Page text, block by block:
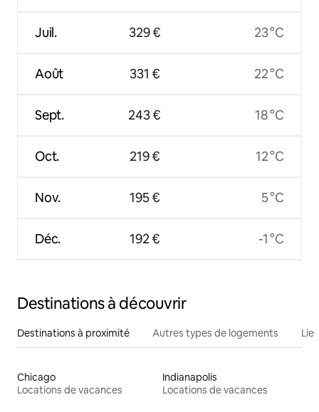
Juil.
Août
Sept.
Oct.
Nov.
Déc.
329 €
331 €
243 €
219 €
195 €
192 €
23 °C
22 °C
18 °C
12 °C
5 °C
-1 °C
Destinations à découvrir
Destinations à proximité Autres types de logements
Chicago
Locations de vacances
Indianapolis
Locations de vacances